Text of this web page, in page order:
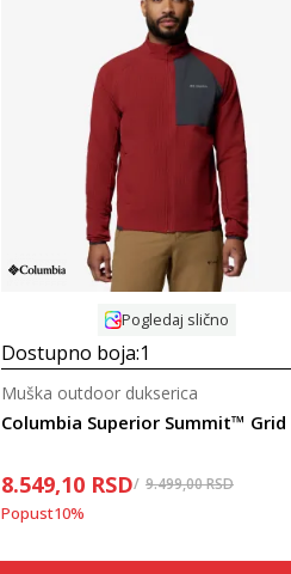
Uporedi
Pogledaj slično
Dostupno boja:1
Muška outdoor dukserica
8.549,10 RSD 9.499,00RSD
Popust10%